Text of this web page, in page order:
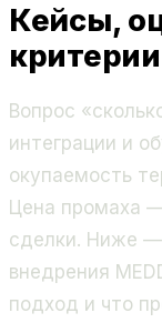
Кейсы,
Вопрос
интеграции и
окупаемость
Цена промаха
сделки. Ниже —
внедрения
подход и что